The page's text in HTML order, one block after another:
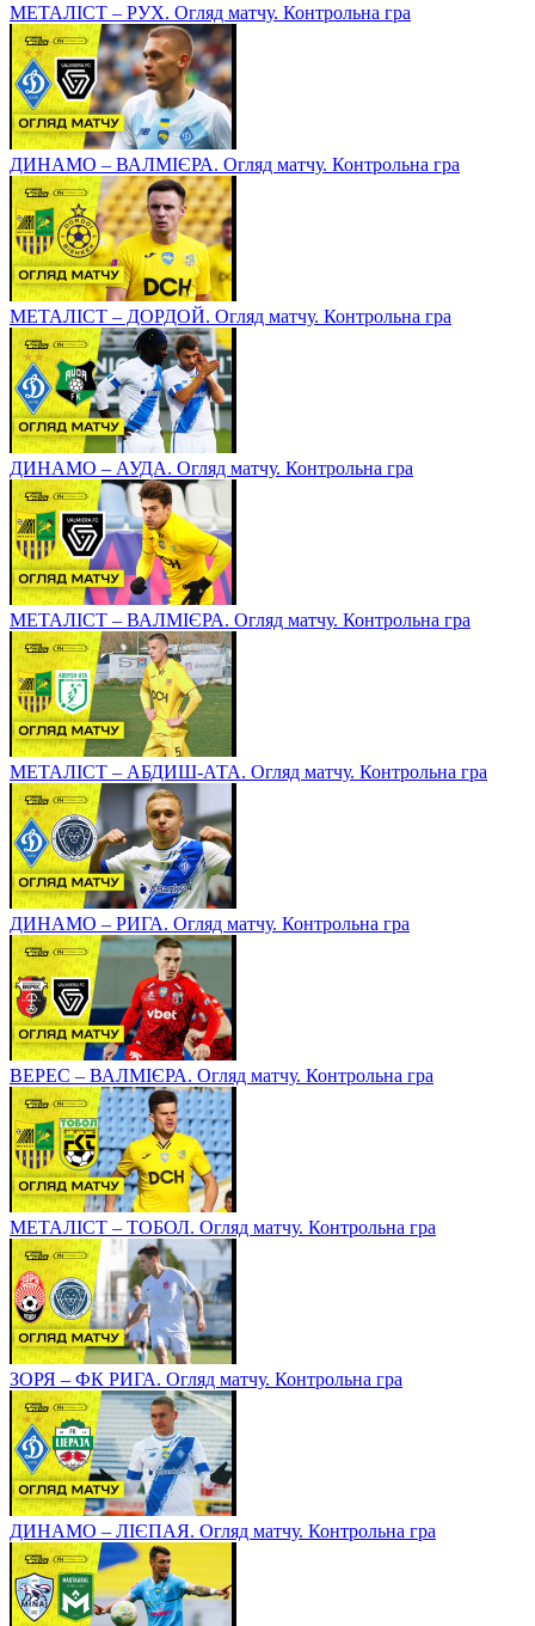
МЕТАЛІСТ – РУХ. Огляд матчу. Контрольна гра
ДИНАМО – ВАЛМІЄРА. Огляд матчу. Контрольна гра
МЕТАЛІСТ – ДОРДОЙ. Огляд матчу. Контрольна гра
ДИНАМО – АУДА. Огляд матчу. Контрольна гра
МЕТАЛІСТ – ВАЛМІЄРА. Огляд матчу. Контрольна гра
МЕТАЛІСТ – АБДИШ-АТА. Огляд матчу. Контрольна гра
ДИНАМО – РИГА. Огляд матчу. Контрольна гра
ВЕРЕС – ВАЛМІЄРА. Огляд матчу. Контрольна гра
МЕТАЛІСТ – ТОБОЛ. Огляд матчу. Контрольна гра
ЗОРЯ – ФК РИГА. Огляд матчу. Контрольна гра
ДИНАМО – ЛІЄПАЯ. Огляд матчу. Контрольна гра